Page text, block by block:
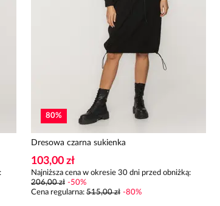
80%
Dresowa czarna sukienka
103,00 zł
Najniższa cena w okresie 30 dni przed obniżką:
206,00 zł -50%
Cena regularna: 515,00 zł -80%